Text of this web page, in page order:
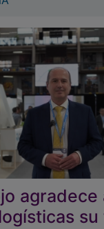
agradece
su